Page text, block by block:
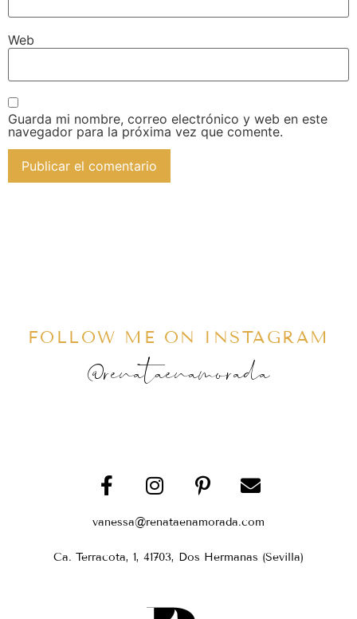
Web
Guarda mi nombre, correo electrónico y web en este
navegador para la próxima vez que comente.
FOLLOW ME ON INSTAGRAM
@renataenamorada
vanessa@renataenamorada.com
Ca. Terracota, 1, 41703, Dos Hermanas (Sevilla)